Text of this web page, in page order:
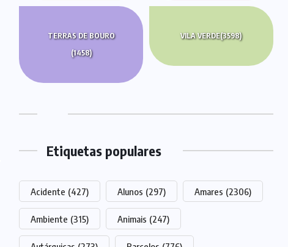
TERRAS DE BOURO
(1458)
VILA VERDE(3598)
Etiquetas populares
Acidente (427) Alunos (297) Amares (2306)
Ambiente (315) Animais (247)